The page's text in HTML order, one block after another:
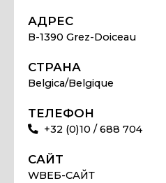
АДРЕС
B-1390 Grez-Doiceau
СТРАНА
Belgica/Belgique
ТЕЛЕФОН
+32 (0)10 / 688 704
САЙТ
WВЕБ-САЙТ